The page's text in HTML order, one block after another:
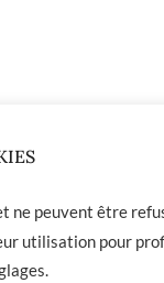
peuvent être
utilisation pour
.